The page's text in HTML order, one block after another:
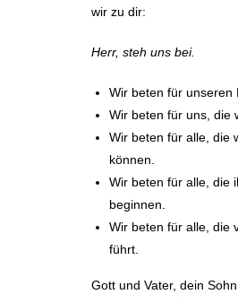
wir zu dir:
Herr, steh uns bei.
Wir beten für unseren
Wir beten für uns, die
Wir beten für alle, die
können.
Wir beten für alle, die
beginnen.
Wir beten für alle, die
führt.
Gott und Vater, dein